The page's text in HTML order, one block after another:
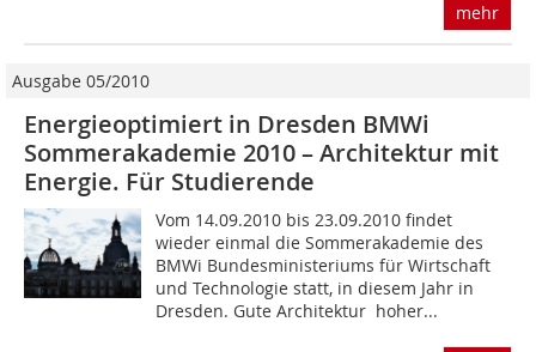
mehr
Ausgabe 05/2010
Energieoptimiert in Dresden BMWi
Sommerakademie 2010 – Archi­tektur mit
Energie. Für Studierende
Vom 14.09.2010 bis 23.09.2010 findet
wieder einmal die Sommerakademie des
BMWi Bundesministeriums für Wirtschaft
und Technologie statt, in diesem Jahr in
Dresden. Gute Architektur  hoher...